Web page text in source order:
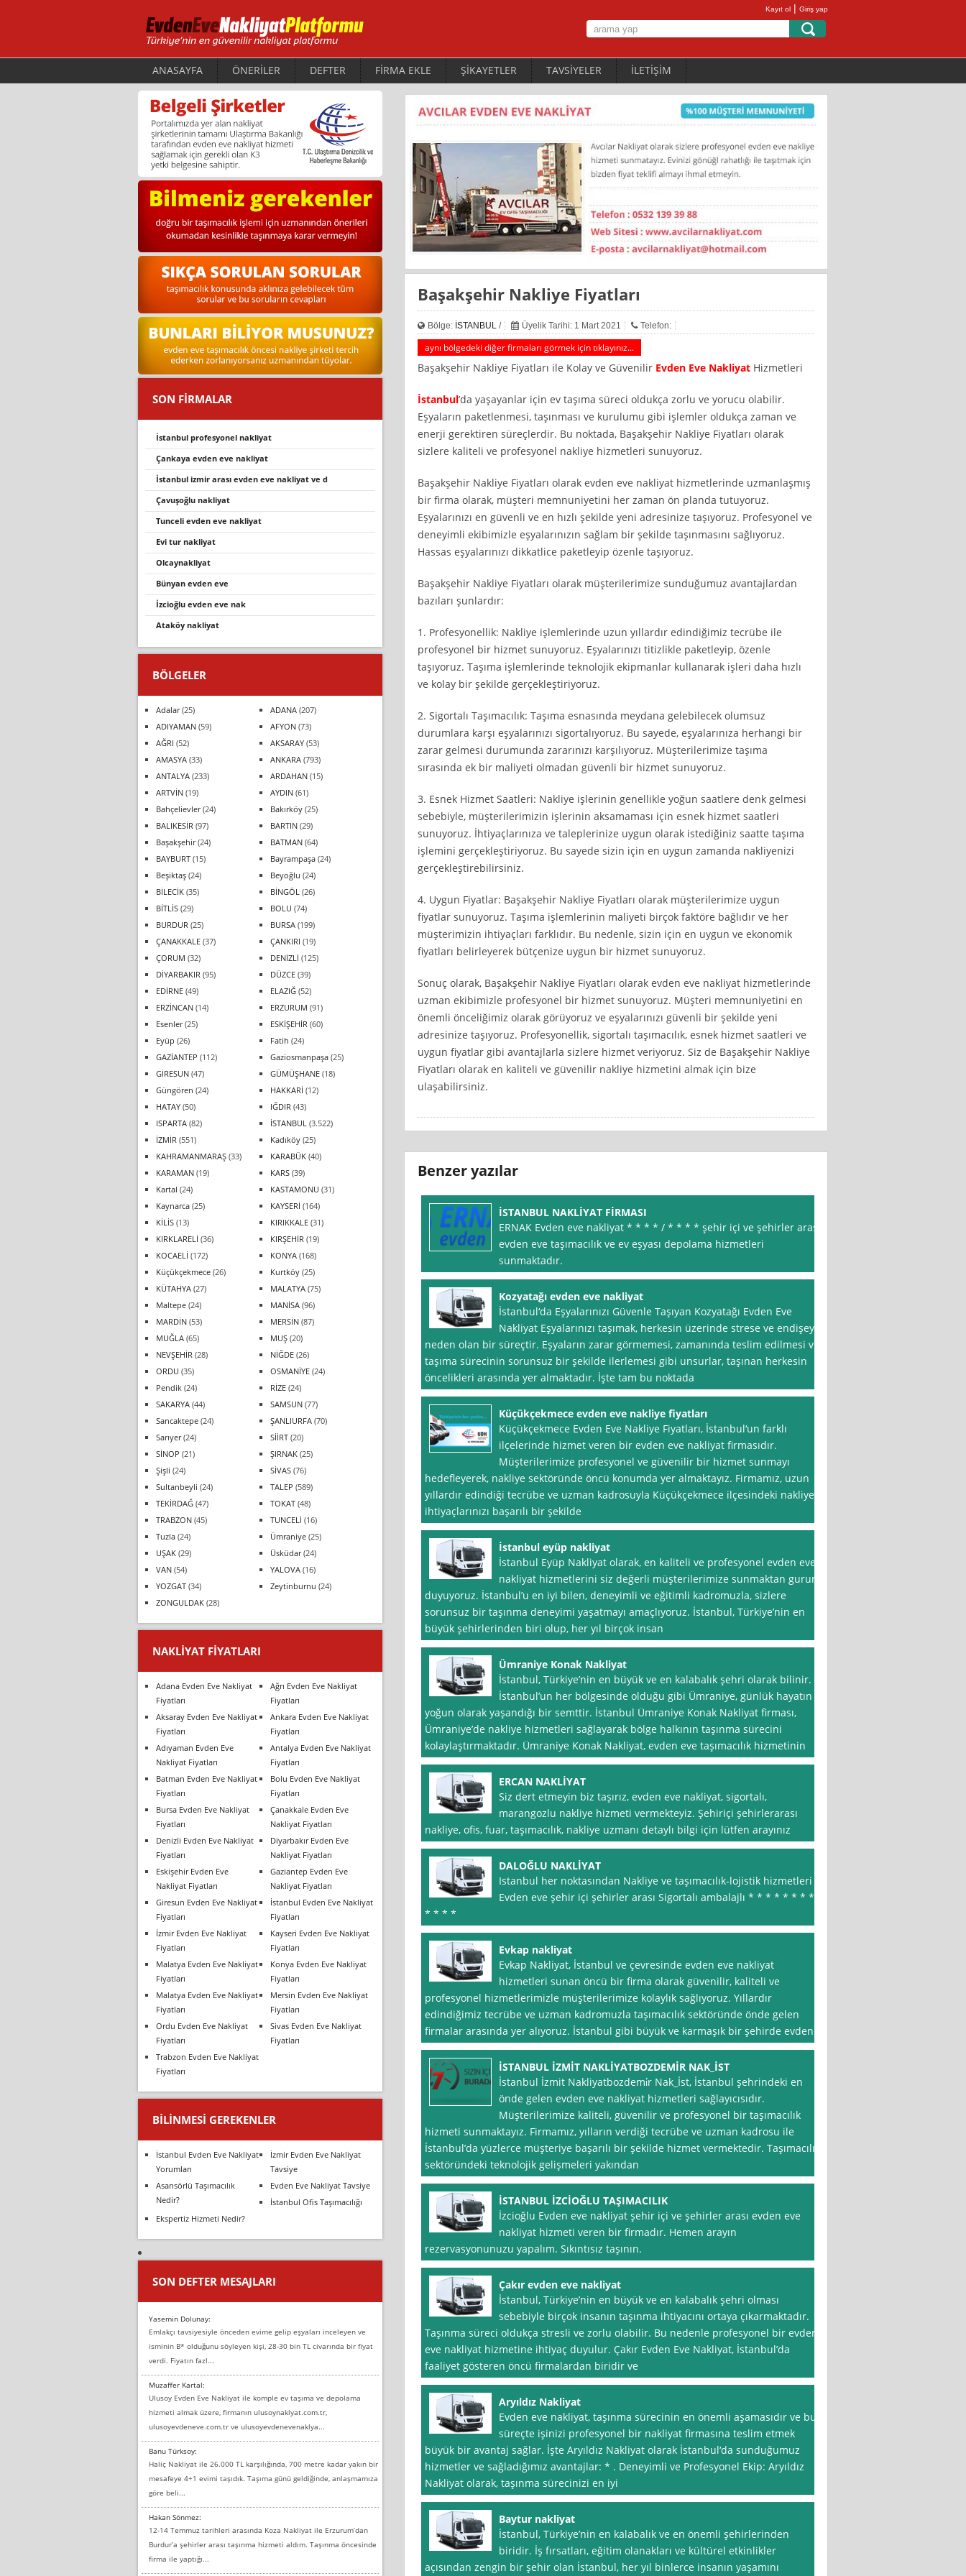
Kayıt ol | Giriş yap
ANASAYFA ÖNERİLER DEFTER FİRMA EKLE ŞİKAYETLER TAVSİYELER İLETİŞİM
Başakşehir Nakliye Fiyatları
Bölge: İSTANBUL/ Üyelik Tarihi: 1 Mart 2021 Telefon:
aynı bölgedeki diğer firmaları görmek için tıklayınız...
Başakşehir Nakliye Fiyatları ile Kolay ve Güvenilir Evden Eve NakliyatHizmetleri
İstanbul’da yaşayanlar için ev taşıma süreci oldukça zorlu ve yorucu olabilir.
Eşyaların paketlenmesi, taşınması ve kurulumu gibi işlemler oldukça zaman ve
enerji gerektiren süreçlerdir. Bu noktada, Başakşehir Nakliye Fiyatları olarak
sizlere kaliteli ve profesyonel nakliye hizmetleri sunuyoruz.
Başakşehir Nakliye Fiyatları olarak evden eve nakliyat hizmetlerinde uzmanlaşmış
bir firma olarak, müşteri memnuniyetini her zaman ön planda tutuyoruz.
Eşyalarınızı en güvenli ve en hızlı şekilde yeni adresinize taşıyoruz. Profesyonel ve
deneyimli ekibimizle eşyalarınızın sağlam bir şekilde taşınmasını sağlıyoruz.
Hassas eşyalarınızı dikkatlice paketleyip özenle taşıyoruz.
Başakşehir Nakliye Fiyatları olarak müşterilerimize sunduğumuz avantajlardan
bazıları şunlardır:
1. Profesyonellik: Nakliye işlemlerinde uzun yıllardır edindiğimiz tecrübe ile
profesyonel bir hizmet sunuyoruz. Eşyalarınızı titizlikle paketleyip, özenle
taşıyoruz. Taşıma işlemlerinde teknolojik ekipmanlar kullanarak işleri daha hızlı
ve kolay bir şekilde gerçekleştiriyoruz.
2. Sigortalı Taşımacılık: Taşıma esnasında meydana gelebilecek olumsuz
durumlara karşı eşyalarınızı sigortalıyoruz. Bu sayede, eşyalarınıza herhangi bir
zarar gelmesi durumunda zararınızı karşılıyoruz. Müşterilerimize taşıma
sırasında ek bir maliyeti olmadan güvenli bir hizmet sunuyoruz.
3. Esnek Hizmet Saatleri: Nakliye işlerinin genellikle yoğun saatlere denk gelmesi
sebebiyle, müşterilerimizin işlerinin aksamaması için esnek hizmet saatleri
sunuyoruz. İhtiyaçlarınıza ve taleplerinize uygun olarak istediğiniz saatte taşıma
işlemini gerçekleştiriyoruz. Bu sayede sizin için en uygun zamanda nakliyenizi
gerçekleştirebilirsiniz.
4. Uygun Fiyatlar: Başakşehir Nakliye Fiyatları olarak müşterilerimize uygun
fiyatlar sunuyoruz. Taşıma işlemlerinin maliyeti birçok faktöre bağlıdır ve her
müşterimizin ihtiyaçları farklıdır. Bu nedenle, sizin için en uygun ve ekonomik
fiyatları belirleyerek bütçenize uygun bir hizmet sunuyoruz.
Sonuç olarak, Başakşehir Nakliye Fiyatları olarak evden eve nakliyat hizmetlerinde
uzman ekibimizle profesyonel bir hizmet sunuyoruz. Müşteri memnuniyetini en
önemli önceliğimiz olarak görüyoruz ve eşyalarınızı güvenli bir şekilde yeni
adresinize taşıyoruz. Profesyonellik, sigortalı taşımacılık, esnek hizmet saatleri ve
uygun fiyatlar gibi avantajlarla sizlere hizmet veriyoruz. Siz de Başakşehir Nakliye
Fiyatları olarak en kaliteli ve güvenilir nakliye hizmetini almak için bize
ulaşabilirsiniz.
Benzer yazılar
İSTANBUL NAKLİYAT FİRMASI
ERNAK Evden eve nakliyat * * * * / * * * * şehir içi ve şehirler arası
evden eve taşımacılık ve ev eşyası depolama hizmetleri
sunmaktadır.
Kozyatağı evden eve nakliyat
İstanbul‘da Eşyalarınızı Güvenle Taşıyan Kozyatağı Evden Eve
Nakliyat Eşyalarınızı taşımak, herkesin üzerinde strese ve endişeye
neden olan bir süreçtir. Eşyaların zarar görmemesi, zamanında teslim edilmesi ve
taşıma sürecinin sorunsuz bir şekilde ilerlemesi gibi unsurlar, taşınan herkesin
öncelikleri arasında yer almaktadır. İşte tam bu noktada
Küçükçekmece evden eve nakliye fiyatları
Küçükçekmece Evden Eve Nakliye Fiyatları, İstanbul‘un farklı
ilçelerinde hizmet veren bir evden eve nakliyat firmasıdır.
Müşterilerimize profesyonel ve güvenilir bir hizmet sunmayı
hedefleyerek, nakliye sektöründe öncü konumda yer almaktayız. Firmamız, uzun
yıllardır edindiği tecrübe ve uzman kadrosuyla Küçükçekmece ilçesindeki nakliye
ihtiyaçlarınızı başarılı bir şekilde
İstanbul eyüp nakliyat
İstanbul Eyüp Nakliyat olarak, en kaliteli ve profesyonel evden eve
nakliyat hizmetlerini siz değerli müşterilerimize sunmaktan gurur
duyuyoruz. İstanbul’u en iyi bilen, deneyimli ve eğitimli kadromuzla, sizlere
sorunsuz bir taşınma deneyimi yaşatmayı amaçlıyoruz. İstanbul, Türkiye’nin en
büyük şehirlerinden biri olup, her yıl birçok insan
Ümraniye Konak Nakliyat
İstanbul, Türkiye’nin en büyük ve en kalabalık şehri olarak bilinir.
İstanbul’un her bölgesinde olduğu gibi Ümraniye, günlük hayatın
yoğun olarak yaşandığı bir semttir. İstanbul Ümraniye Konak Nakliyat firması,
Ümraniye’de nakliye hizmetleri sağlayarak bölge halkının taşınma sürecini
kolaylaştırmaktadır. Ümraniye Konak Nakliyat, evden eve taşımacılık hizmetinin
ERCAN NAKLİYAT
Siz dert etmeyin biz taşırız, evden eve nakliyat, sigortalı,
marangozlu nakliye hizmeti vermekteyiz. Şehiriçi şehirlerarası
nakliye, ofis, fuar, taşımacılık, nakliye uzmanı detaylı bilgi için lütfen arayınız
DALOĞLU NAKLİYAT
Istanbul her noktasından Nakliye ve taşımacılık-lojistik hizmetleri
Evden eve şehir içi şehirler arası Sigortalı ambalajlı * * * * * * * *
* * * *
Evkap nakliyat
Evkap Nakliyat, İstanbul ve çevresinde evden eve nakliyat
hizmetleri sunan öncü bir firma olarak güvenilir, kaliteli ve
profesyonel hizmetlerimizle müşterilerimize kolaylık sağlıyoruz. Yıllardır
edindiğimiz tecrübe ve uzman kadromuzla taşımacılık sektöründe önde gelen
firmalar arasında yer alıyoruz. İstanbul gibi büyük ve karmaşık bir şehirde evden
İSTANBUL İZMİT NAKLİYATBOZDEMİR NAK_İST
İstanbul İzmit Nakliyatbozdemi̇r Nak_İst, İstanbul şehrindeki en
önde gelen evden eve nakliyat hizmetleri sağlayıcısıdır.
Müşterilerimize kaliteli, güvenilir ve profesyonel bir taşımacılık
hizmeti sunmaktayız. Firmamız, yılların verdiği tecrübe ve uzman kadrosu ile
İstanbul’da yüzlerce müşteriye başarılı bir şekilde hizmet vermektedir. Taşımacılık
sektöründeki teknolojik gelişmeleri yakından
İSTANBUL İZCİOĞLU TAŞIMACILIK
İzcioğlu Evden eve nakliyat şehir içi ve şehirler arası evden eve
nakliyat hizmeti veren bir firmadır. Hemen arayın
rezervasyonunuzu yapalım. Sıkıntısız taşının.
Çakır evden eve nakliyat
İstanbul, Türkiye’nin en büyük ve en kalabalık şehri olması
sebebiyle birçok insanın taşınma ihtiyacını ortaya çıkarmaktadır.
Taşınma süreci oldukça stresli ve zorlu olabilir. Bu nedenle profesyonel bir evden
eve nakliyat hizmetine ihtiyaç duyulur. Çakır Evden Eve Nakliyat, İstanbul’da
faaliyet gösteren öncü firmalardan biridir ve
Aryıldız Nakliyat
Evden eve nakliyat, taşınma sürecinin en önemli aşamasıdır ve bu
süreçte işinizi profesyonel bir nakliyat firmasına teslim etmek
büyük bir avantaj sağlar. İşte Aryıldız Nakliyat olarak İstanbul‘da sunduğumuz
hizmetler ve sağladığımız avantajlar: * . Deneyimli ve Profesyonel Ekip: Aryıldız
Nakliyat olarak, taşınma sürecinizi en iyi
Baytur nakliyat
İstanbul, Türkiye’nin en kalabalık ve en önemli şehirlerinden
biridir. İş fırsatları, eğitim olanakları ve kültürel etkinlikler
açısından zengin bir şehir olan İstanbul, her yıl binlerce insanın yaşamını
SON FİRMALAR
i̇stanbul profesyonel nakliyat
çankaya evden eve nakliyat
istanbul izmir arası evden eve nakliyat ve d
çavuşoğlu nakliyat
tunceli̇ evden eve nakli̇yat
evi tur nakliyat
olcaynakliyat
bünyan evden eve
i̇zcioğlu evden eve nak
ataköy nakliyat
BÖLGELER
Adalar(25) ADANA (207)
ADIYAMAN (59) AFYON (73)
AĞRI (52) AKSARAY (53)
AMASYA (33) ANKARA (793)
ANTALYA (233) ARDAHAN (15)
ARTVİN (19) AYDIN (61)
Bahçelievler(24) Bakırköy (25)
BALIKESİR (97) BARTIN (29)
Başakşehir(24) BATMAN (64)
BAYBURT (15) Bayrampaşa (24)
Beşiktaş (24) Beyoğlu (24)
BİLECİK (35) BİNGÖL (26)
BİTLİS (29) BOLU (74)
BURDUR (25) BURSA (199)
ÇANAKKALE (37) ÇANKIRI (19)
ÇORUM (32) DENİZLİ (125)
DİYARBAKIR (95) DÜZCE (39)
EDİRNE (49) ELAZIĞ (52)
ERZİNCAN (14) ERZURUM (91)
Esenler(25) ESKİŞEHİR (60)
Eyüp (26) Fatih (24)
GAZİANTEP (112) Gaziosmanpaşa (25)
GİRESUN (47) GÜMÜŞHANE (18)
Güngören (24) HAKKARİ (12)
HATAY (50) IĞDIR (43)
ISPARTA (82) İSTANBUL (3.522)
İZMİR (551) Kadıköy (25)
KAHRAMANMARAŞ (33) KARABÜK (40)
KARAMAN (19) KARS (39)
Kartal (24) KASTAMONU (31)
Kaynarca (25) KAYSERİ (164)
KİLİS (13) KIRIKKALE (31)
KIRKLARELİ (36) KIRŞEHİR (19)
KOCAELİ (172) KONYA (168)
Küçükçekmece (26) Kurtköy (25)
KÜTAHYA (27) MALATYA (75)
Maltepe (24) MANİSA (96)
MARDİN (53) MERSİN (87)
MUĞLA (65) MUŞ (20)
NEVŞEHİR (28) NİĞDE (26)
ORDU (35) OSMANİYE (24)
Pendik (24) RİZE (24)
SAKARYA (44) SAMSUN (77)
Sancaktepe (24) ŞANLIURFA (70)
Sarıyer(24) SİİRT (20)
SİNOP (21) ŞIRNAK (25)
Şişli (24) SİVAS (76)
Sultanbeyli (24) TALEP (589)
TEKİRDAĞ (47) TOKAT (48)
TRABZON (45) TUNCELİ (16)
Tuzla (24) Ümraniye (25)
UŞAK (29) Üsküdar(24)
VAN (54) YALOVA (16)
YOZGAT (34) Zeytinburnu (24)
ZONGULDAK (28)
NAKLIYAT FIYATLARI
Adana Evden Eve Nakliyat
Fiyatları
Ağrı Evden Eve Nakliyat
Fiyatları
Aksaray Evden Eve Nakliyat
Fiyatları
Ankara Evden Eve Nakliyat
Fiyatları
Adıyaman Evden Eve
Nakliyat Fiyatları
Antalya Evden Eve Nakliyat
Fiyatları
Batman Evden Eve Nakliyat
Fiyatları
Bolu Evden Eve Nakliyat
Fiyatları
Bursa Evden Eve Nakliyat
Fiyatları
Çanakkale Evden Eve
Nakliyat Fiyatları
Denizli Evden Eve Nakliyat
Fiyatları
Diyarbakır Evden Eve
Nakliyat Fiyatları
Eskişehir Evden Eve
Nakliyat Fiyatları
Gaziantep Evden Eve
Nakliyat Fiyatları
Giresun Evden Eve Nakliyat
Fiyatları
İstanbul Evden Eve Nakliyat
Fiyatları
İzmir Evden Eve Nakliyat
Fiyatları
Kayseri Evden Eve Nakliyat
Fiyatları
Malatya Evden Eve Nakliyat
Fiyatları
Konya Evden Eve Nakliyat
Fiyatları
Malatya Evden Eve Nakliyat
Fiyatları
Mersin Evden Eve Nakliyat
Fiyatları
Ordu Evden Eve Nakliyat
Fiyatları
Sivas Evden Eve Nakliyat
Fiyatları
Trabzon Evden Eve Nakliyat
Fiyatları
BILINMESI GEREKENLER
İstanbul Evden Eve Nakliyat
Yorumları
İzmir Evden Eve Nakliyat
Tavsiye
Asansörlü Taşımacılık
Nedir?
Evden Eve Nakliyat Tavsiye
İstanbul Ofis Taşımacılığı
Ekspertiz Hizmeti Nedir?
SON DEFTER MESAJLARI
Yasemin Dolunay:
Emlakçı tavsiyesiyle önceden evime gelip eşyaları inceleyen ve
isminin B* olduğunu söyleyen kişi, 28-30 bin TL civarında bir fiyat
verdi. Fiyatın fazl...
Muzaffer Kartal:
Ulusoy Evden Eve Nakliyat ile komple ev taşıma ve depolama
hizmeti almak üzere, firmanın ulusoynaklyat.com.tr,
ulusoyevdeneve.com.tr ve ulusoyevdenevenaklya...
Banu Türksoy:
Haliç Nakliyat ile 26.000 TL karşılığında, 700 metre kadar yakın bir
mesafeye 4+1 evimi taşıdık. Taşıma günü geldiğinde, anlaşmamıza
göre beli...
Hakan Sönmez:
12-14 Temmuz tarihleri arasında Koza Nakliyat ile Erzurum’dan
Burdur’a şehirler arası taşınma hizmeti aldım. Taşınma öncesinde
firma ile yaptığı...